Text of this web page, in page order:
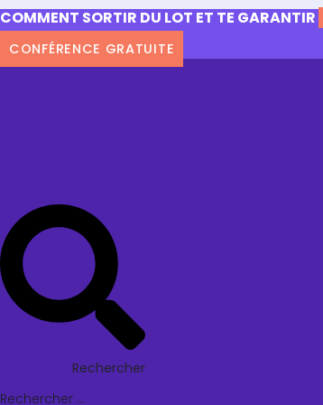
COMMENT SORTIR DU LOT ET TE GARANTIR
CONFÉRENCE GRATUITE
Rechercher